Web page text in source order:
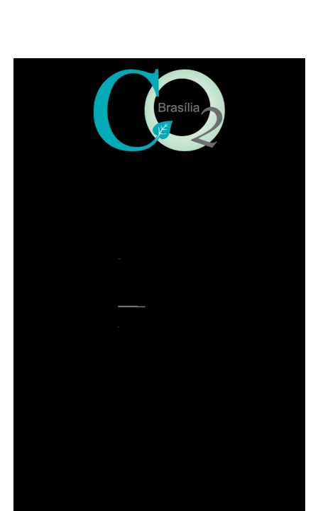
COMENTE ABAIXO:
WhatsApp
Facebook
Twitter
Messenger
LinkedIn
Share